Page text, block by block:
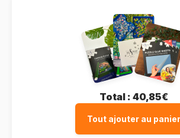
Total : 40,85€
Tout ajouter au panier